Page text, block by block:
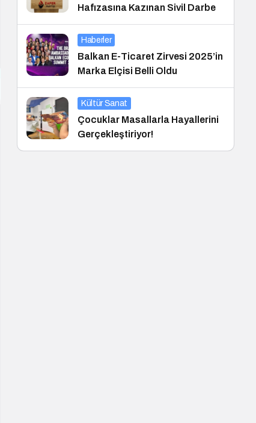
Hafızasına Kazınan Sivil Darbe
Haberler
Balkan E-Ticaret Zirvesi 2025’in
Marka Elçisi Belli Oldu
Kültür Sanat
Çocuklar Masallarla Hayallerini
Gerçekleştiriyor!